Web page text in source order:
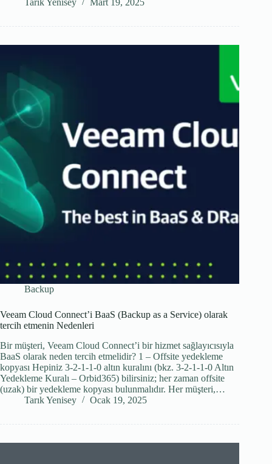
Tarık Yenisey
Mart 19, 2025
Backup
Veeam Cloud Connect’i BaaS (Backup as a Service) olarak
tercih etmenin Nedenleri
Bir müşteri, Veeam Cloud Connect’i bir hizmet sağlayıcısıyla
BaaS olarak neden tercih etmelidir? 1 – Offsite yedekleme
kopyası Hepiniz 3-2-1-1-0 altın kuralını (bkz. 3-2-1-1-0 Altın
Yedekleme Kuralı – Orbid365) bilirsiniz; her zaman offsite
(uzak) bir yedekleme kopyası bulunmalıdır. Her müşteri,…
Tarık Yenisey
Ocak 19, 2025